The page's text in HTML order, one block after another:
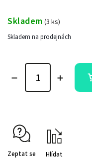
Skladem (3 ks)
Skladem na prodejnách
Zeptat se Hlídat